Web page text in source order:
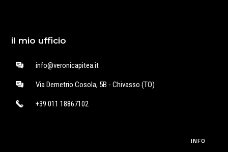
il mio ufficio
info@veronicapitea.it
Via Demetrio Cosola, 5B - Chivasso (TO)
+39 011 18867102
INFO